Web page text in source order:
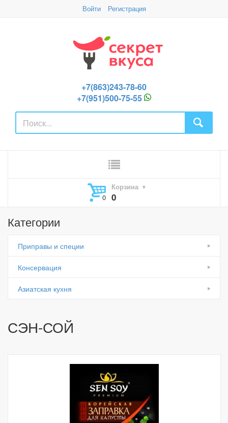
Войти Регистрация
+7(863)243-78-60
+7(951)500-75-55
Корзина
0
Категории
Приправы и специи
Консервация
Азиатская кухня
СЭН-СОЙ